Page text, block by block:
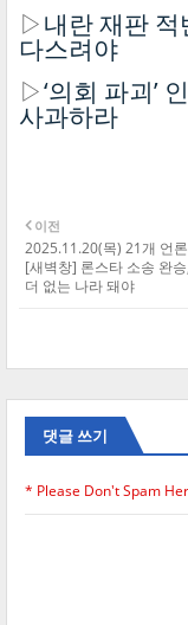
▷내란 재판 적
다스려야
▷‘의회 파괴’
사과하라
이전
2025.11.20(목) 21개 언
[새벽창] 론스타 소송 완승,
더 없는 나라 돼야
댓글 쓰기
* Please Don't Spam